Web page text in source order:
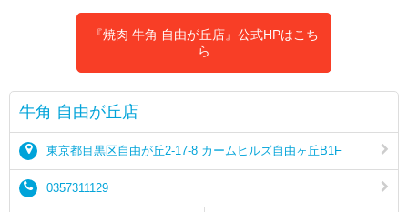
『焼肉 牛角 自由が丘店』公式HPはこち
ら
牛角 自由が丘店
東京都目黒区自由が丘2-17-8 カームヒルズ自由ヶ丘B1F
0357311129